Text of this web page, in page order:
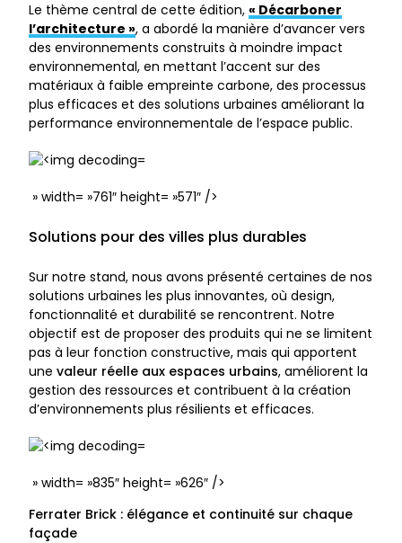
Le thème central de cette édition, « Décarboner
l’architecture », a abordé la manière d’avancer vers
des environnements construits à moindre impact
environnemental, en mettant l’accent sur des
matériaux à faible empreinte carbone, des processus
plus efficaces et des solutions urbaines améliorant la
performance environnementale de l’espace public.
» width= »761″ height= »571″ />
Solutions pour des villes plus durables
Sur notre stand, nous avons présenté certaines de nos
solutions urbaines les plus innovantes, où design,
fonctionnalité et durabilité se rencontrent. Notre
objectif est de proposer des produits qui ne se limitent
pas à leur fonction constructive, mais qui apportent
une valeur réelle aux espaces urbains, améliorent la
gestion des ressources et contribuent à la création
d’environnements plus résilients et efficaces.
» width= »835″ height= »626″ />
Ferrater Brick : élégance et continuité sur chaque
façade